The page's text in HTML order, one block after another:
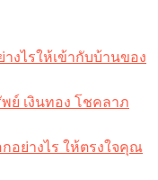
งไรให้เข้ากับบ้านของ
ย์ เงินทอง โชคลาภ
อย่างไร ให้ตรงใจคุณ